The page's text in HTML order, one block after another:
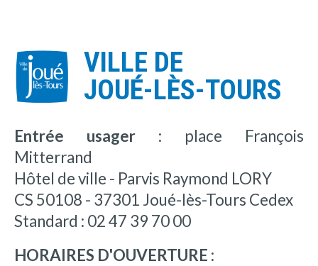
VILLE DE
JOUÉ-LÈS-TOURS
Entrée usager : place François
Mitterrand
Hôtel de ville - Parvis Raymond LORY
CS 50108 - 37301 Joué-lès-Tours Cedex
Standard : 02 47 39 70 00
HORAIRES D'OUVERTURE :